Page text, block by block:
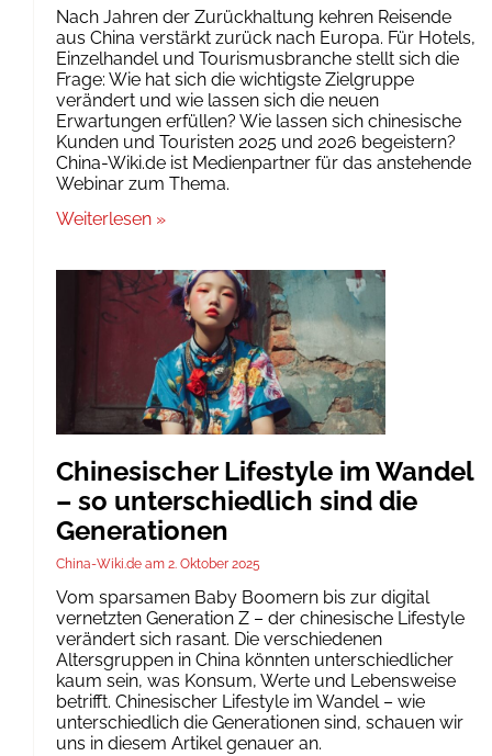
Nach Jahren der Zurückhaltung kehren Reisende
aus China verstärkt zurück nach Europa. Für Hotels,
Einzelhandel und Tourismusbranche stellt sich die
Frage: Wie hat sich die wichtigste Zielgruppe
verändert und wie lassen sich die neuen
Erwartungen erfüllen? Wie lassen sich chinesische
Kunden und Touristen 2025 und 2026 begeistern?
China-Wiki.de ist Medienpartner für das anstehende
Webinar zum Thema.
Weiterlesen »
Chinesischer Lifestyle im Wandel
– so unterschiedlich sind die
Generationen
China-Wiki.de 2. Oktober 2025
Vom sparsamen Baby Boomern bis zur digital
vernetzten Generation Z – der chinesische Lifestyle
verändert sich rasant. Die verschiedenen
Altersgruppen in China könnten unterschiedlicher
kaum sein, was Konsum, Werte und Lebensweise
betrifft. Chinesischer Lifestyle im Wandel – wie
unterschiedlich die Generationen sind, schauen wir
uns in diesem Artikel genauer an.